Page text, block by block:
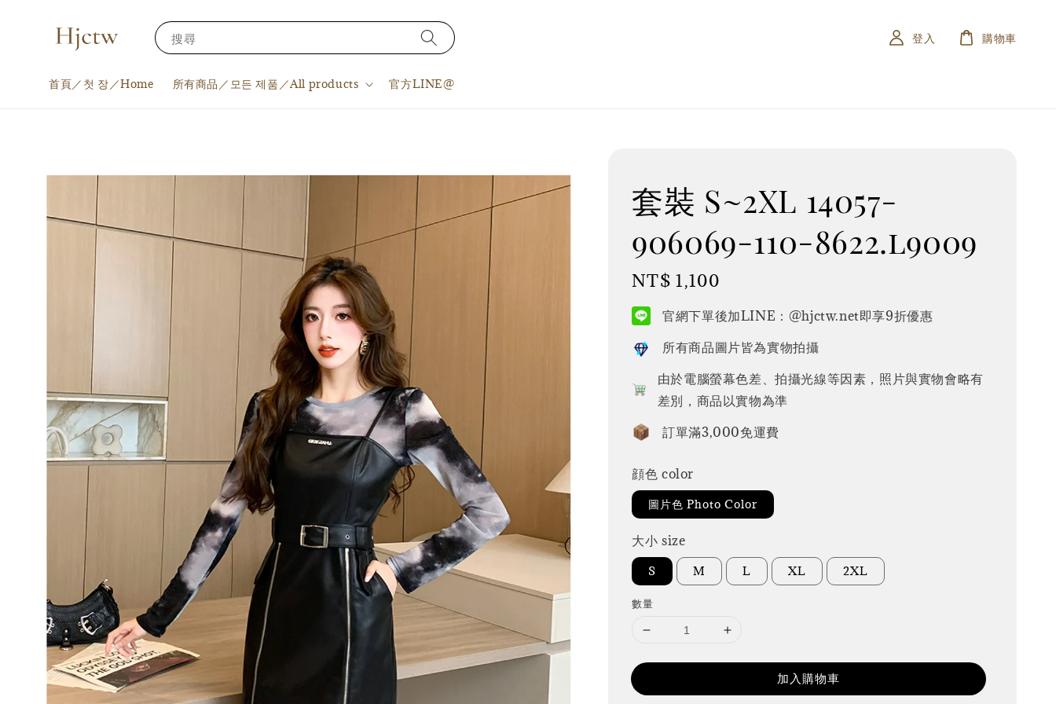
搜尋
首頁／첫 장／Home 所有商品／모든 제품／All products 官方LINE@
登入 購物車
套裝 S~2XL 14057-
906069-110-8622.l9009
Regular
price
NT$ 1,100
官網下單後加LINE：@hjctw.net即享9折優惠
所有商品圖片皆為實物拍攝
由於電腦螢幕色差、拍攝光線等因素，照片與實物會略有
差別，商品以實物為準
訂單滿3,000免運費
顔色 color
圖片色 Photo Color
大小 size
S M L XL 2XL
數量
加入購物車